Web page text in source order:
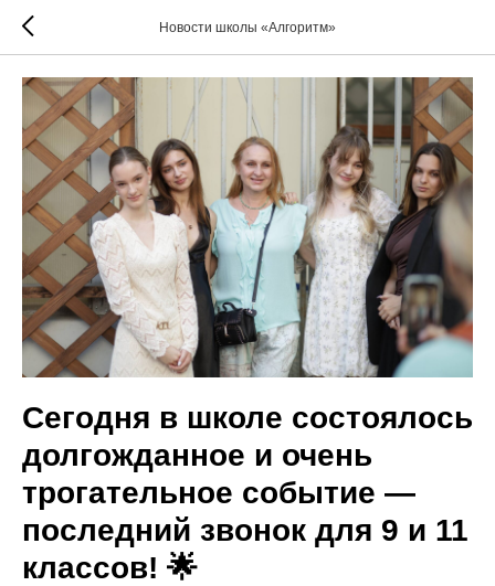
Новости школы «Алгоритм»
Сегодня в школе состоялось
долгожданное и очень
трогательное событие —
последний звонок для 9 и 11
классов! 🌟